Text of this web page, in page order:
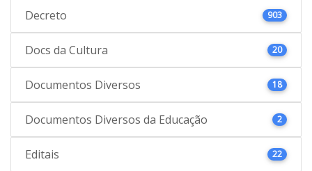
Decreto 903
Docs da Cultura 20
Documentos Diversos 18
Documentos Diversos da Educação 2
Editais 22